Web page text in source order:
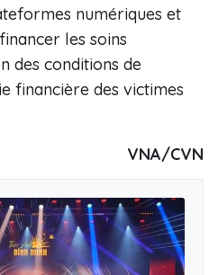
numériques et
les soins
des conditions de
financière des victimes
VNA/CVN